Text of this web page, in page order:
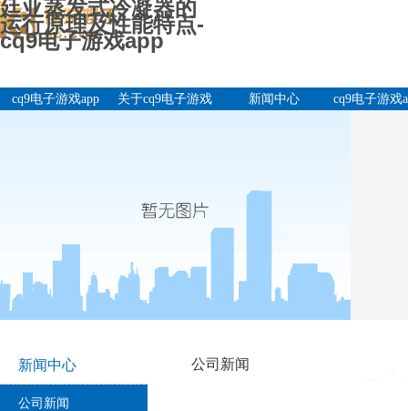
廷亚蒸发式冷凝器的
运行原理及性能特点-
cq9电子游戏app
cq9电子游戏app
关于cq9电子游戏
新闻中心
cq9电子游戏
新闻中心
公司新闻
公司新闻